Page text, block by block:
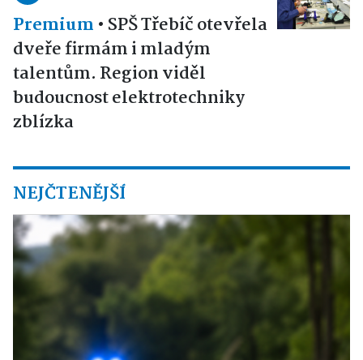
Premium • SPŠ Třebíč otevřela
dveře firmám i mladým
talentům. Region viděl
budoucnost elektrotechniky
zblízka
NEJČTENĚJŠÍ